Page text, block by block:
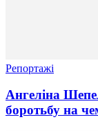
Репортажі
Ангеліна
боротьбу на